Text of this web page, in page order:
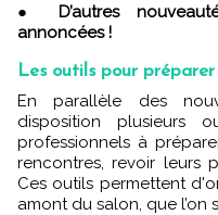
● D’autres
annoncées !
Les outils pour
En parallèle des nouveaux espaces, IFTM met à
disposition plusieurs
professionnels à
rencontres, revoir leurs
Ces outils permettent
amont du salon, que l’on